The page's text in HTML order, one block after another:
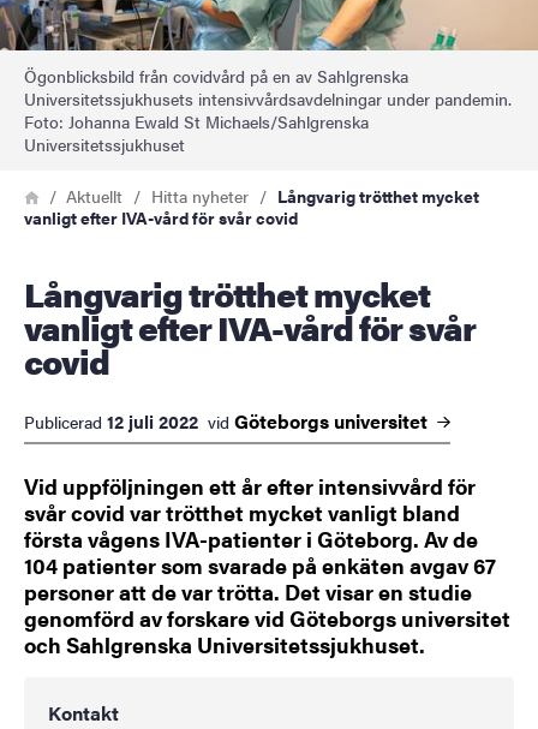
Ögonblicksbild från covidvård på en av Sahlgrenska
Universitetssjukhusets intensivvårdsavdelningar under pandemin.
Foto: Johanna Ewald St Michaels/Sahlgrenska
Universitetssjukhuset
Länkstig
HemAktuellt Hitta nyheter
Långvarig trötthet mycket
vanligt efter IVA-vård för svår covid
Långvarig trötthet mycket
vanligt efter IVA-vård för svår
covid
Publicerad 12 juli 2022 vid Göteborgs universitet
Vid uppföljningen ett år efter intensivvård för
svår covid var trötthet mycket vanligt bland
första vågens IVA-patienter i Göteborg. Av de
104 patienter som svarade på enkäten avgav 67
personer att de var trötta. Det visar en studie
genomförd av forskare vid Göteborgs universitet
och Sahlgrenska Universitetssjukhuset.
Kontakt